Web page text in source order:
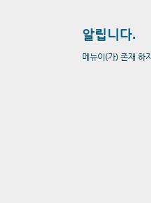
알립니다.
메뉴이(가) 존재 하